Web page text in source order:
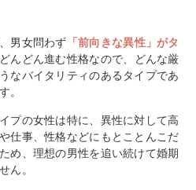
男女問わず 「前向きな異性」がタ
んどん進む性格なので、どんな厳
なバイタリティのあるタイプであ
。
プの女性は特に、異性に対して高
仕事、性格などにもとことんこだ
め、理想の男性を追い続けて婚期
ん。